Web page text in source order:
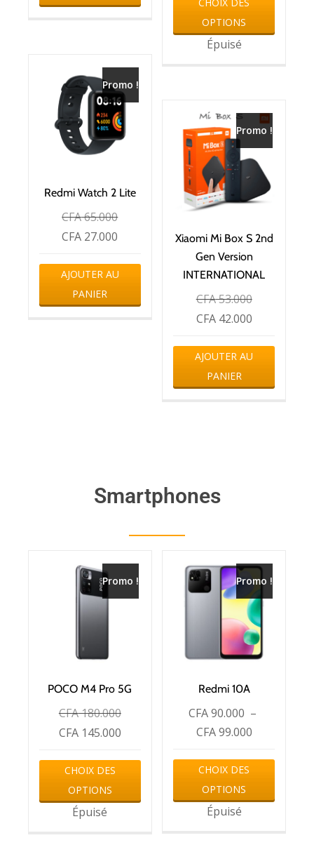
OPTIONS
Épuisé
Promo !
Redmi Watch 2 Lite
CFA65.000
CFA 27.000
AJOUTER AU
PANIER
Promo !
Xiaomi Mi Box S 2nd
Gen Version
INTERNATIONAL
CFA53.000
CFA42.000
AJOUTER AU
PANIER
Smartphones
Promo !
POCO M4 Pro 5G
CFA180.000
CFA145.000
CHOIX DES
OPTIONS
Épuisé
Promo !
Redmi 10A
CFA90.000 –
CFA99.000
CHOIX DES
OPTIONS
Épuisé